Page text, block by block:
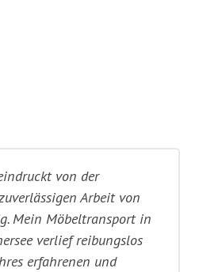
von der
Arbeit von
Mein Möbeltransport in
verlief reibungslos
erfahrenen und